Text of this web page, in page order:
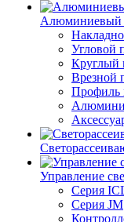
Алюминиевый
Угловой
Круглый
Врезной
Профиль
Управление
Серия
Серия JM